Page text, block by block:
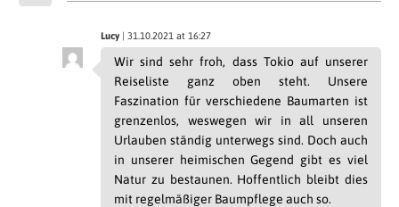
Lucy| 31.10.2021 at 16:27
Wir sind sehr froh, dass Tokio auf unserer
Reiseliste ganz oben steht. Unsere
Faszination für verschiedene Baumarten ist
grenzenlos, weswegen wir in all unseren
Urlauben ständig unterwegs sind. Doch auch
in unserer heimischen Gegend gibt es viel
Natur zu bestaunen. Hoffentlich bleibt dies
mit regelmäßiger Baumpflege auch so.